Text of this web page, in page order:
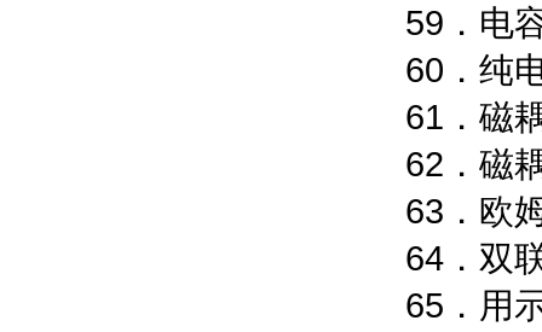
59．电
60．纯
61．磁
62．磁
63．欧
64．双
65．用